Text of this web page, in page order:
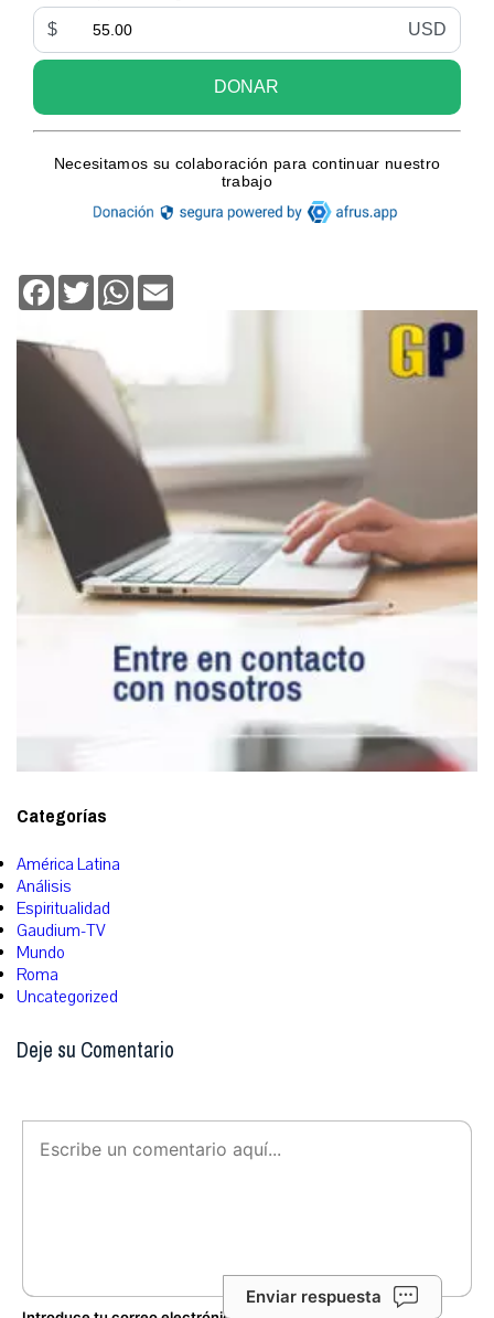
Facebook
TwitterWhatsApp
Categorías
América Latina
Análisis
Espiritualidad
Gaudium-TV
Mundo
Roma
Uncategorized
Deje su Comentario
Enviar respuesta